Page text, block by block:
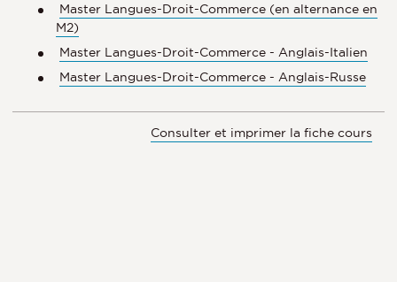
Master Langues-Droit-Commerce (en alternance en
M2)
Master Langues-Droit-Commerce - Anglais-Italien
Master Langues-Droit-Commerce - Anglais-Russe
Consulter et imprimer la fiche cours